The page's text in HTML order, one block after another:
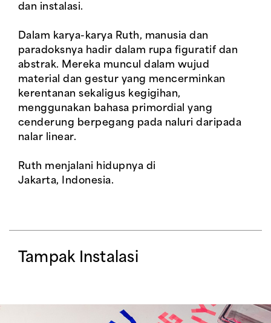
dan instalasi.
Dalam karya-karya Ruth, manusia dan
paradoksnya hadir dalam rupa figuratif dan
abstrak. Mereka muncul dalam wujud
material dan gestur yang mencerminkan
kerentanan sekaligus kegigihan,
menggunakan bahasa primordial yang
cenderung berpegang pada naluri daripada
nalar linear.
Ruth menjalani hidupnya di
Jakarta, Indonesia.
Tampak Instalasi